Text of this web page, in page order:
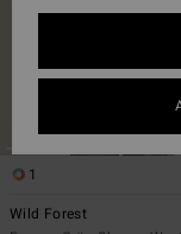
1
Wild Forest